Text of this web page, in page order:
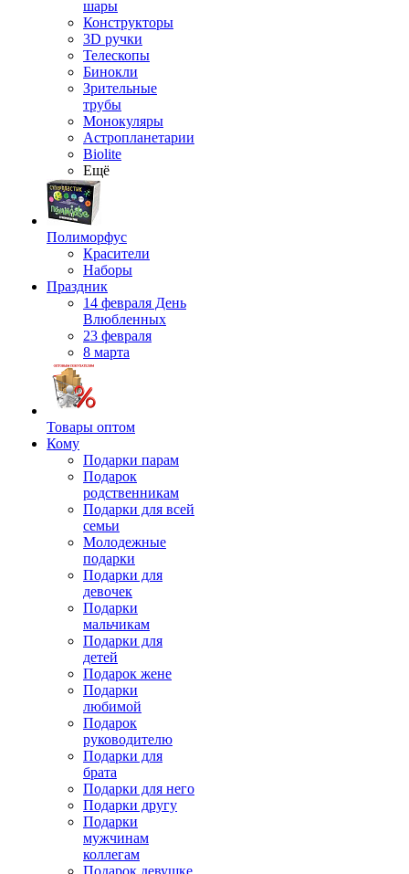
шары
Конструкторы
3D ручки
Телескопы
Бинокли
Зрительные
трубы
Монокуляры
Астропланетарии
Biolite
Ещё
Полиморфус
Красители
Наборы
Праздник
14 февраля День
Влюбленных
23 февраля
8 марта
Товары оптом
Кому
Подарки парам
Подарок
родственникам
Подарки для всей
семьи
Молодежные
подарки
Подарки для
девочек
Подарки
мальчикам
Подарки для
детей
Подарок жене
Подарки
любимой
Подарок
руководителю
Подарки для
брата
Подарки для него
Подарки другу
Подарки
мужчинам
коллегам
Подарок девушке